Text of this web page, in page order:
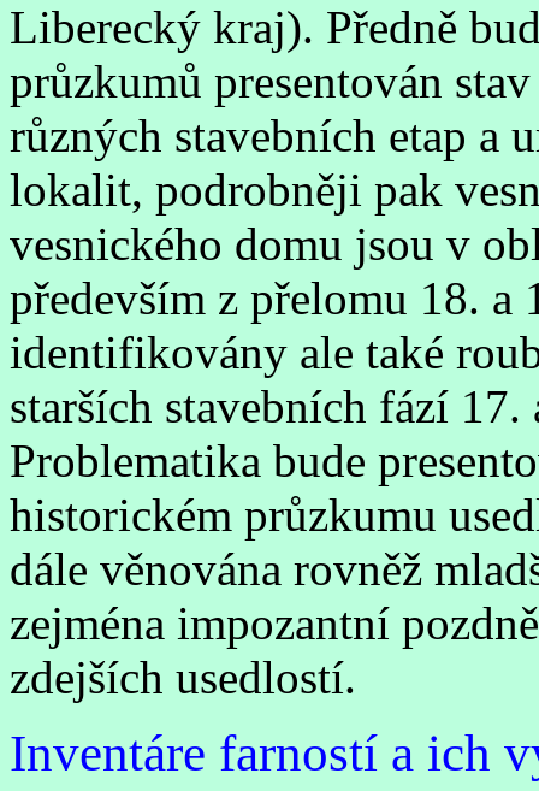
Liberecký kraj). Předně
průzkumů presentován
různých stavebních etap a
lokalit, podrobněji pak
vesnického domu jsou v
především z přelomu 18.
identifikovány ale také
starších stavebních fází
Problematika bude
historickém průzkumu
dále věnována rovněž
zejména impozantní
zdejších usedlostí.
Inventáre farností a ich